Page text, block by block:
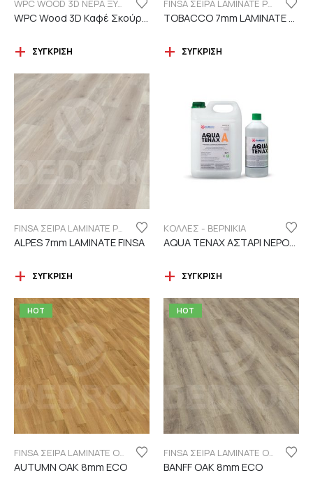
WPC WOOD 3D ΝΕΡΑ ΞΥΛΟΥ
ΣΎΓΚΡΙΣΗ
FINSA ΣΕΙΡΑ LAMINATE PUREFLOOR 7MM
ΣΎΓΚΡΙΣΗ
FINSA ΣΕΙΡΑ LAMINATE PUREFLOOR 7MM
ALPES 7mm LAMINATE FINSA
ΣΎΓΚΡΙΣΗ
ΚΟΛΛΕΣ - ΒΕΡΝΙΚΙΑ
AQUA TENAX ΑΣΤΑΡΙ ΝΕΡΟΥ 2 ΣΥΣΤΑΤΙΚΩΝ
ΣΎΓΚΡΙΣΗ
HOT
FINSA ΣΕΙΡΑ LAMINATE ORIGINAL "ECO LABEL"
AUTUMN OAK 8mm ECO
HOT
FINSA ΣΕΙΡΑ LAMINATE ORIGINAL "ECO LABEL"
BANFF OAK 8mm ECO